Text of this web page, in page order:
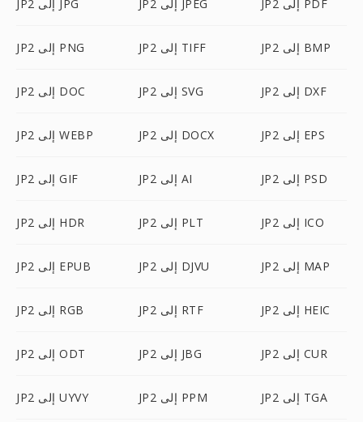
JP2 إلى JPG JP2 إلى JPEG JP2 إلى PDF
JP2 إلى PNG JP2 إلى TIFF JP2 إلى BMP
JP2 إلى DOC JP2 إلى SVG JP2 إلى DXF
JP2 إلى WEBP JP2 إلى DOCX JP2 إلى EPS
JP2 إلى GIF JP2 إلى AI JP2 إلى PSD
JP2 إلى HDR JP2 إلى PLT JP2 إلى ICO
JP2 إلى EPUB JP2 إلى DJVU JP2 إلى MAP
JP2 إلى RGB JP2 إلى RTF JP2 إلى HEIC
JP2 إلى ODT JP2 إلى JBG JP2 إلى CUR
JP2 إلى UYVY JP2 إلى PPM JP2 إلى TGA